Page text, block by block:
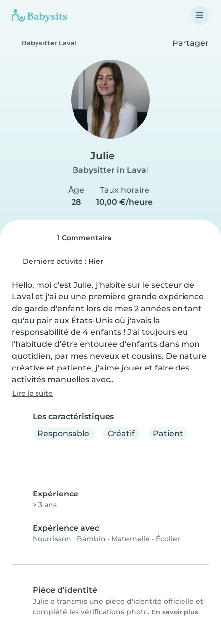
Babysitter Laval Partager
Julie
Babysitter in Laval
Âge
28
Taux horaire
10,00 €/heure
1 Commentaire
Dernière activité : Hier
Hello, moi c'est Julie, j'habite sur le secteur de
Laval et j'ai eu une première grande expérience
de garde d'enfant lors de mes 2 années en tant
qu'au pair aux États-Unis où j'avais la
responsabilité de 4 enfants ! J'ai toujours eu
l'habitude d'être entourée d'enfants dans mon
quotidien, par mes neveux et cousins. De nature
créative et patiente, j'aime jouer et faire des
activités manuelles avec..
Lire la suite
Les caractéristiques
Responsable
Créatif Patient
Expérience
> 3 ans
Expérience avec
Nourrisson • Bambin • Maternelle • Écolier
Pièce d'identité
Julie a transmis une pièce d'identité officielle et
complété les vérifications photo. En savoir plus